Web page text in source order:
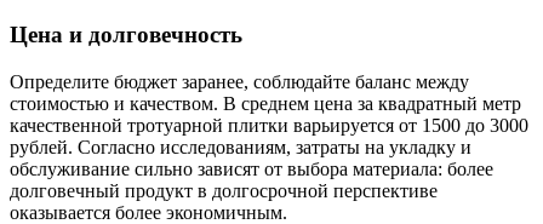
Цена и долговечность
Определите бюджет заранее, соблюдайте баланс между
стоимостью и качеством. В среднем цена за квадратный метр
качественной тротуарной плитки варьируется от 1500 до 3000
рублей. Согласно исследованиям, затраты на укладку и
обслуживание сильно зависят от выбора материала: более
долговечный продукт в долгосрочной перспективе
оказывается более экономичным.